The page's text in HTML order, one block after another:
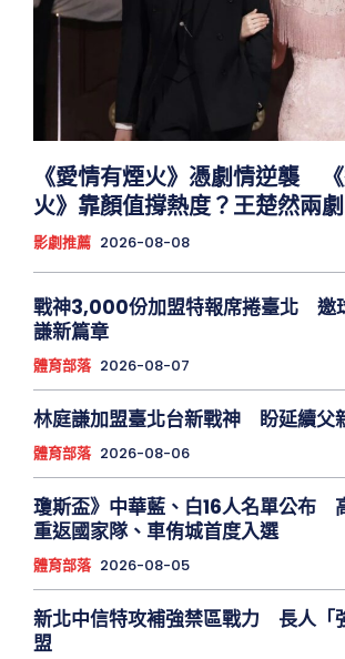
《愛情有煙火》憑劇情逆襲
火》靠顏值撐熱度？王楚然兩
影劇推薦 2026-08-08
戰神3,000份加盟特報席捲臺北 邀
謙新篇章
體育部落 2026-08-07
林庭謙加盟臺北台新戰神 盼延續父
體育部落 2026-08-06
瓊斯盃》中華藍、白16人名單公布
重返國家隊、車侑城首度入選
體育部落 2026-08-05
新北中信特攻補強禁區戰力 長人「
盟